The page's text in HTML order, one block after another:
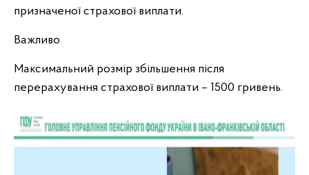
призначеної страхової виплати.
Важливо
Максимальний розмір збільшення після
перерахування страхової виплати – 1500 гривень.